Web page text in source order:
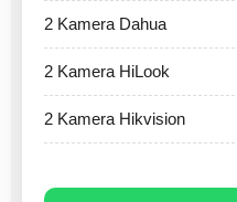
2 Kamera Dahua
2 Kamera HiLook
2 Kamera Hikvision